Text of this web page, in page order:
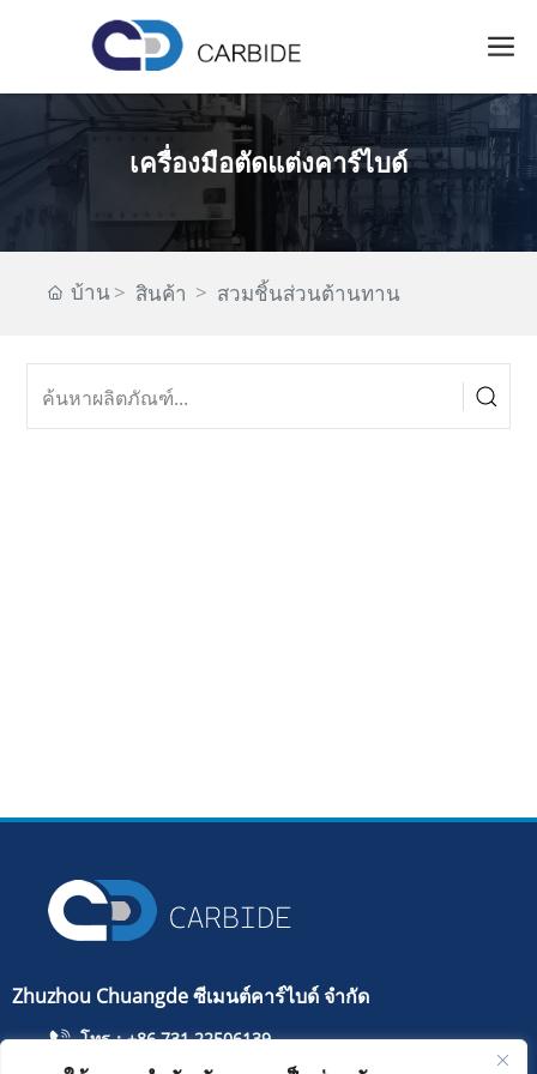
เครื่องมือตัดแต่งคาร์ไบด์
บ้าน สินค้า สวมชิ้นส่วนต้านทาน
Zhuzhou Chuangde ซีเมนต์คาร์ไบด์ จำกัด
โทร：+86 731 22506139